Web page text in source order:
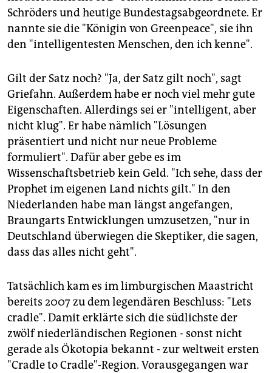
Schröders und heutige Bundestagsabgeordnete. Er
nannte sie die "Königin von Greenpeace", sie ihn
den "intelligentesten Menschen, den ich kenne".
Gilt der Satz noch? "Ja, der Satz gilt noch", sagt
Griefahn. Außerdem habe er noch viel mehr gute
Eigenschaften. Allerdings sei er "intelligent, aber
nicht klug". Er habe nämlich "Lösungen
präsentiert und nicht nur neue Probleme
formuliert". Dafür aber gebe es im
Wissenschaftsbetrieb kein Geld. "Ich sehe, dass der
Prophet im eigenen Land nichts gilt." In den
Niederlanden habe man längst angefangen,
Braungarts Entwicklungen umzusetzen, "nur in
Deutschland überwiegen die Skeptiker, die sagen,
dass das alles nicht geht".
Tatsächlich kam es im limburgischen Maastricht
bereits 2007 zu dem legendären Beschluss: "Lets
cradle". Damit erklärte sich die südlichste der
zwölf niederländischen Regionen - sonst nicht
gerade als Ökotopia bekannt - zur weltweit ersten
"Cradle to Cradle"-Region. Vorausgegangen war